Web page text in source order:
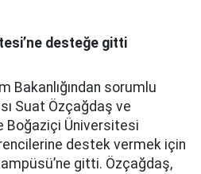
desteğe gitti
Bakanlığından sorumlu
Suat Özçağdaş ve
Boğaziçi Üniversitesi
destek vermek için
gitti. Özçağdaş,